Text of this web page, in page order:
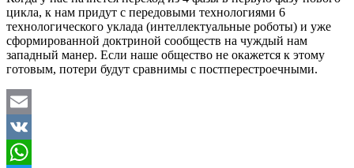
цикла, к нам придут с передовыми технологиями 6
технологического уклада (интеллектуальные роботы) и уже
сформированной доктриной сообществ на чуждый нам
западный манер. Если наше общество не окажется к этому
готовым, потери будут сравнимы с постперестроечными.
Email
VK